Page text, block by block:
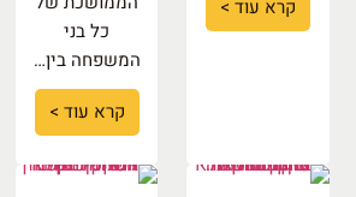
קרא עוד >
כל בני
המשפחה בין…
קרא עוד >